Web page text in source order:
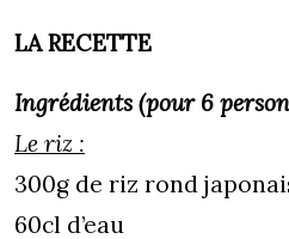
LA RECETTE
Ingrédients (pour 6
Le riz :
300g de riz rond
60cl d’eau